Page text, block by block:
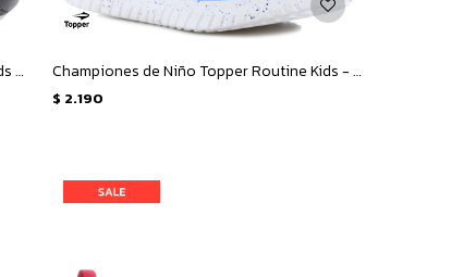
Championes Infantiles Topper X forcer Kids velcro - Negro Championes de Niño Topper Routine Kids - Azul
$ 2.190